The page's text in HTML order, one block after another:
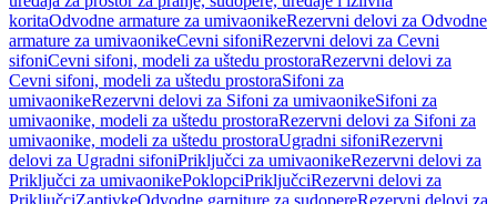
koritaOdvodne armature za umivaonikeRezervni delovi za Odvodne
armature za umivaonikeCevni sifoniRezervni delovi za Cevni
sifoniCevni sifoni, modeli za uštedu prostoraRezervni delovi za
Cevni sifoni, modeli za uštedu prostoraSifoni za
umivaonikeRezervni delovi za Sifoni za umivaonikeSifoni za
umivaonike, modeli za uštedu prostoraRezervni delovi za Sifoni za
umivaonike, modeli za uštedu prostoraUgradni sifoniRezervni
delovi za Ugradni sifoniPriključci za umivaonikeRezervni delovi za
Priključci za umivaonikePoklopciPriključciRezervni delovi za
PriključciZaptivkeOdvodne garniture za sudopereRezervni delovi za